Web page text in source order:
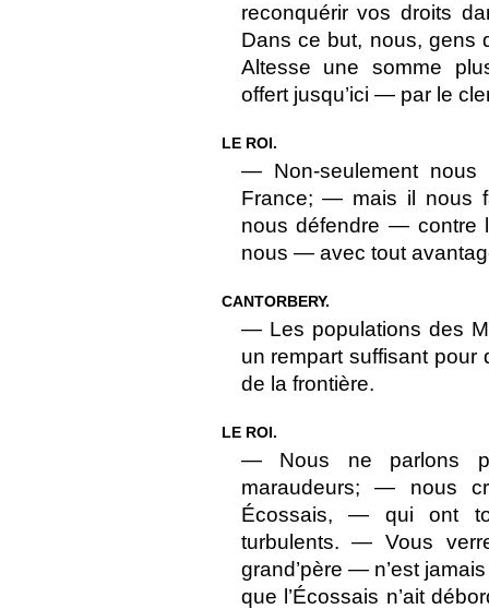
reconquérir vos droits
Dans ce but, nous, gens
Altesse une somme
offert jusqu’ici — par le
LE ROI.
— Non-seulement nous
France; — mais il nous
nous défendre — contre
nous — avec tout
CANTORBERY.
— Les populations des
un rempart suffisant
de la frontière.
LE ROI.
— Nous ne parlons
maraudeurs; — nous
Écossais, — qui ont
turbulents. — Vous
grand’père — n’est
que l’Écossais n’ait